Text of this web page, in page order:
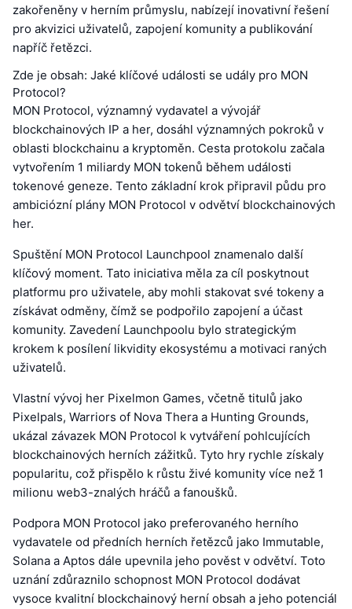
zakořeněny v herním průmyslu, nabízejí inovativní řešení
pro akvizici uživatelů, zapojení komunity a publikování
napříč řetězci.
Zde je obsah: Jaké klíčové události se udály pro MON
Protocol?
MON Protocol, významný vydavatel a vývojář
blockchainových IP a her, dosáhl významných pokroků v
oblasti blockchainu a kryptoměn. Cesta protokolu začala
vytvořením 1 miliardy MON tokenů během události
tokenové geneze. Tento základní krok připravil půdu pro
ambiciózní plány MON Protocol v odvětví blockchainových
her.
Spuštění MON Protocol Launchpool znamenalo další
klíčový moment. Tato iniciativa měla za cíl poskytnout
platformu pro uživatele, aby mohli stakovat své tokeny a
získávat odměny, čímž se podpořilo zapojení a účast
komunity. Zavedení Launchpoolu bylo strategickým
krokem k posílení likvidity ekosystému a motivaci raných
uživatelů.
Vlastní vývoj her Pixelmon Games, včetně titulů jako
Pixelpals, Warriors of Nova Thera a Hunting Grounds,
ukázal závazek MON Protocol k vytváření pohlcujících
blockchainových herních zážitků. Tyto hry rychle získaly
popularitu, což přispělo k růstu živé komunity více než 1
milionu web3-znalých hráčů a fanoušků.
Podpora MON Protocol jako preferovaného herního
vydavatele od předních herních řetězců jako Immutable,
Solana a Aptos dále upevnila jeho pověst v odvětví. Toto
uznání zdůraznilo schopnost MON Protocol dodávat
vysoce kvalitní blockchainový herní obsah a jeho potenciál